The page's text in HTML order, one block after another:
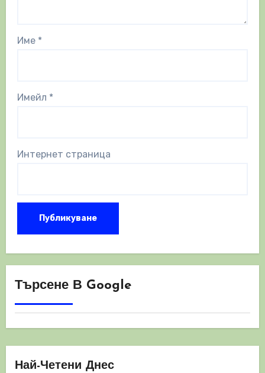
Име *
Имейл *
Интернет страница
Търсене В Google
Най-Четени Днес